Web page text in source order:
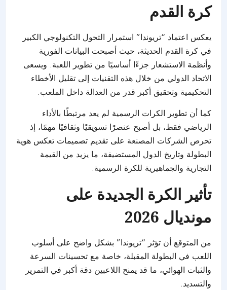
كرة القدم
يعكس اعتماد “تريوندا” استمرار التحول التكنولوجي الكبير
في كرة القدم الحديثة، حيث أصبحت البيانات الفورية
وأنظمة الاستشعار جزءًا أساسيًا من تطوير اللعبة. ويسعى
الاتحاد الدولي من خلال هذه التقنيات إلى تقليل الأخطاء
التحكيمية وتحقيق أكبر قدر من العدالة داخل الملعب.
كما أن تطوير الكرات الرسمية لم يعد مرتبطًا بالأداء
الرياضي فقط، بل أصبح عنصرًا تسويقيًا وثقافيًا مهمًا، إذ
تحرص الشركات المصنعة على تقديم تصميمات تعكس هوية
البطولة وتاريخ الدول المستضيفة، ما يزيد من القيمة
التجارية والجماهيرية للكرة الرسمية.
تأثير الكرة الجديدة على
مونديال 2026
من المتوقع أن تؤثر “تريوندا” بشكل واضح على أسلوب
اللعب في البطولة المقبلة، خاصة مع تحسينات السرعة
والثبات الهوائي، ما قد يمنح اللاعبين دقة أكبر في التمرير
والتسديد.